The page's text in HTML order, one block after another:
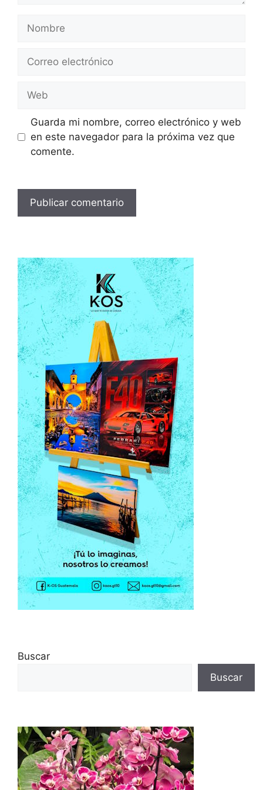
Nombre
Correo
Web
Guarda mi nombre, correo electrónico y web
en este navegador para la próxima vez que
comente.
Buscar
Buscar